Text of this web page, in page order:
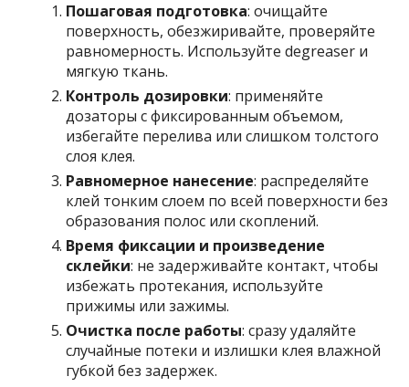
Пошаговая подготовка: очищайте
поверхность, обезжиривайте, проверяйте
равномерность. Используйте degreaser и
мягкую ткань.
Контроль дозировки: применяйте
дозаторы с фиксированным объемом,
избегайте перелива или слишком толстого
слоя клея.
Равномерное нанесение: распределяйте
клей тонким слоем по всей поверхности без
образования полос или скоплений.
Время фиксации и произведение
склейки: не задерживайте контакт, чтобы
избежать протекания, используйте
прижимы или зажимы.
Очистка после работы: сразу удаляйте
случайные потеки и излишки клея влажной
губкой без задержек.